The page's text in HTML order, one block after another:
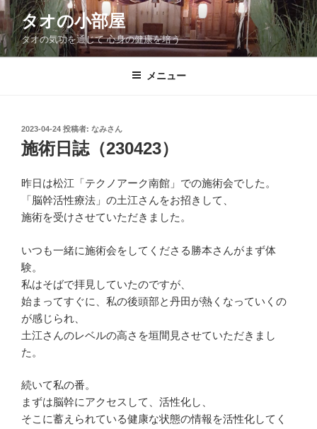
コ
ン
テ
ン
タオの小部屋
タオの気功を通じて 心身の健康を培う
メニュー
投
稿
日:
2023-04-24 投稿者: なみさん
施術日誌（230423）
昨日は松江「テクノアーク南館」での施術会でした。
「脳幹活性療法」の土江さんをお招きして、
施術を受けさせていただきました。
いつも一緒に施術会をしてくださる勝本さんがまず体
験。
私はそばで拝見していたのですが、
始まってすぐに、私の後頭部と丹田が熱くなっていくの
が感じられ、
土江さんのレベルの高さを垣間見させていただきまし
た。
続いて私の番。
まずは脳幹にアクセスして、活性化し、
そこに蓄えられている健康な状態の情報を活性化してく